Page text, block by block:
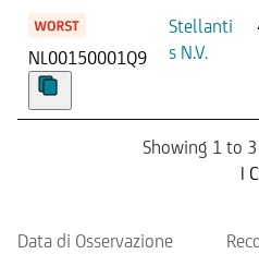
NL00150001Q9
Stellanti
s N.V.
Showing 1 to
|
Data di Osservazione